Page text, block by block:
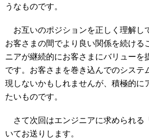
うなものです。
お互いのポジションを正しく理解し
お客さまの間でより良い関係を続ける
ニアが継続的にお客さまにバリューを
です。お客さまを巻き込んでのシステ
現しないかもしれませんが、積極的に
たいものです。
さて次回はエンジニアに求められる
いてお送りします。